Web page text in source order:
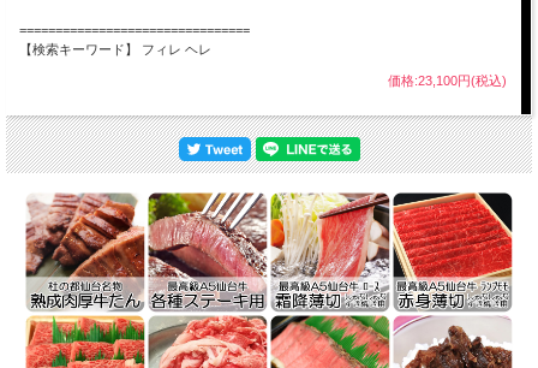
================================
【検索キーワード】 フィレ ヘレ
価格:23,100円(税込)